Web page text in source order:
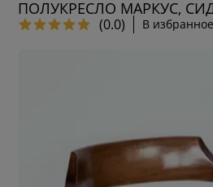
ПОЛУКРЕСЛО МАРКУС,
(0.0) В избранное